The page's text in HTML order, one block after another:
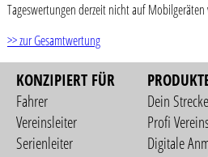
Tageswertungen derzeit nicht auf
>> zur Gesamtwertung
KONZIPIERT FÜR
Fahrer
Vereinsleiter
Serienleiter
Dein
Profi
Digitale